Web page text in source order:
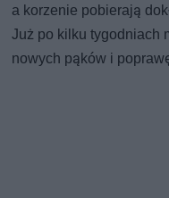
a korzenie pobierają
Już po kilku tygodniach
nowych pąków i